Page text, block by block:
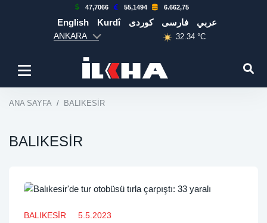
47,7066 55,1494 6.662,75
English Kurdî كوردی فارسی عربي
ANKARA 32.34 °C
ANA SAYFA BALIKESİR
BALIKESİR
BALIKESİR 5.5.2023